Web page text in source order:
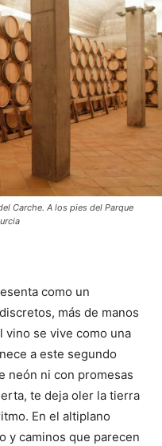
Carche. A los pies del Parque
como un
más de manos
vino se vive como una
a este segundo
neón ni con promesas
te deja oler la tierra
En el altiplano
y caminos que parecen